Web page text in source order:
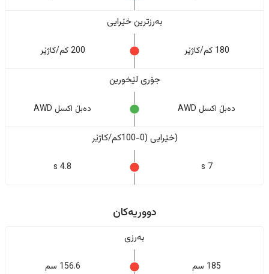
بەرزترین خێرایی
180 کم/کاژێر 200 کم/کاژێر
جۆری لێخورین
دەبڵ اکسل AWD دەبڵ اکسل AWD
(خێرایی (0-100کم/کاژێر
7 s
4.8 s
دووریەکان
بەرزی
185 سم 156.6 سم